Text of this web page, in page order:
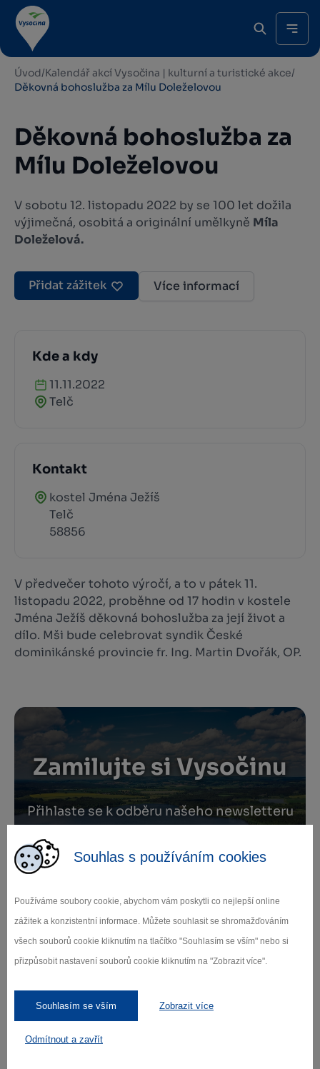
Souhlas s používáním cookies
Používáme soubory cookie, abychom vám poskytli co nejlepší online
zážitek a konzistentní informace. Můžete souhlasit se shromažďováním
všech souborů cookie kliknutím na tlačítko "Souhlasím se vším" nebo si
přizpůsobit nastavení souborů cookie kliknutím na "Zobrazit více".
Souhlasím se vším Zobrazit více
Odmítnout a zavřít
Úvod/Kalendář akcí Vysočina | kulturní a turistické akce/
Děkovná bohoslužba za Mílu Doleželovou
Děkovná bohoslužba za
Mílu Doleželovou
V sobotu 12. listopadu 2022 by se 100 let dožila
výjimečná, osobitá a originální umělkyně Míla
Doleželová.
Přidat zážitek Více informací
Kde a kdy
11.11.2022
Telč
Kontakt
kostel Jména Ježíš
Telč
58856
V předvečer tohoto výročí, a to v pátek 11.
listopadu 2022, proběhne od 17 hodin v kostele
Jména Ježíš děkovná bohoslužba za její život a
dílo. Mši bude celebrovat syndik České
dominikánské provincie fr. Ing. Martin Dvořák, OP.
Zamilujte si Vysočinu
Přihlaste se k odběru našeho newsletteru
Záleží nám na ochraně osobních údajů.
Odebírat